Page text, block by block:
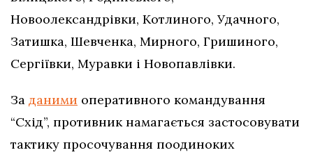
Новоолександрівки, Котлиного, Удачного,
Затишка, Шевченка, Мирного, Гришиного,
Сергіївки, Муравки і Новопавлівки.
За даними оперативного командування
“Схід”, противник намагається застосовувати
тактику просочування поодиноких